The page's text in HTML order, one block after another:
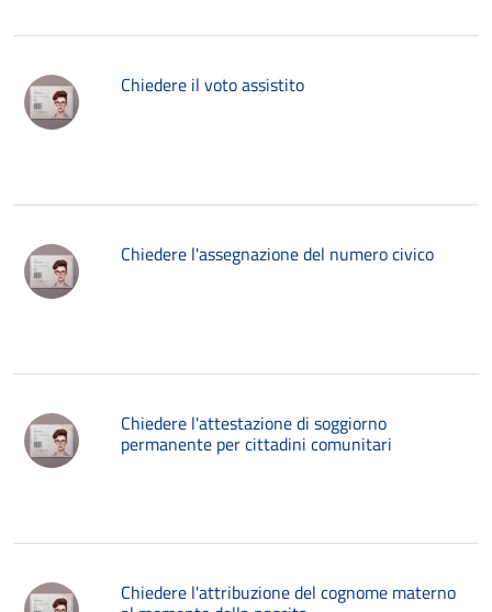
Chiedere il voto assistito
Chiedere l'assegnazione del numero civico
Chiedere l'attestazione di soggiorno
permanente per cittadini comunitari
Chiedere l'attribuzione del cognome materno